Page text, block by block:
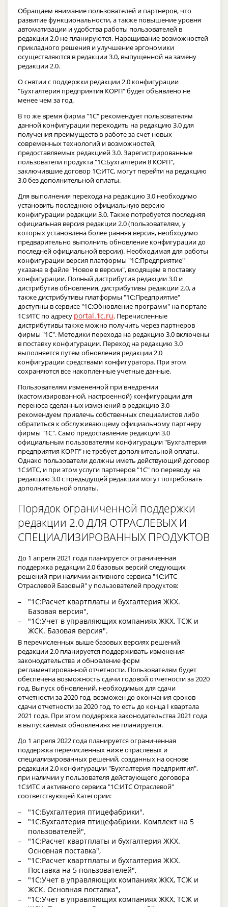
Обращаем внимание пользователей и партнеров, что
развитие функциональности, а также повышение уровня
автоматизации и удобства работы пользователей в
редакции 2.0 не планируются. Наращивание возможностей
прикладного решения и улучшение эргономики
осуществляются в редакции 3.0, выпущенной на замену
редакции 2.0.
О снятии с поддержки редакции 2.0 конфигурации
"Бухгалтерия предприятия КОРП" будет объявлено не
менее чем за год.
В то же время фирма "1С" рекомендует пользователям
данной конфигурации переходить на редакцию 3.0 для
получения преимуществ в работе за счет новых
современных технологий и возможностей,
предоставляемых редакцией 3.0. Зарегистрированные
пользователи продукта "1С:Бухгалтерия 8 КОРП",
заключившие договор 1С:ИТС, могут перейти на редакцию
3.0 без дополнительной оплаты.
Для выполнения перехода на редакцию 3.0 необходимо
установить последнюю официальную версию
конфигурации редакции 3.0. Также потребуется последняя
официальная версия редакции 2.0 (пользователям, у
которых установлена более ранняя версия, необходимо
предварительно выполнить обновление конфигурации до
последней официальной версии). Необходимая для работы
конфигурации версия платформы "1С:Предприятие"
указана в файле "Новое в версии", входящем в поставку
конфигурации. Полный дистрибутив редакции 3.0 и
дистрибутив обновления, дистрибутивы редакции 2.0, а
также дистрибутивы платформы "1С:Предприятие"
доступны в сервисе "1С:Обновление программ" на портале
1С:ИТС по адресу portal.1c.ru. Перечисленные
дистрибутивы также можно получить через партнеров
фирмы "1С". Методики перехода на редакцию 3.0 включены
в поставку конфигурации. Переход на редакцию 3.0
выполняется путем обновления редакции 2.0
конфигурации средствами конфигуратора. При этом
сохраняются все накопленные учетные данные.
Пользователям измененной при внедрении
(кастомизированной, настроенной) конфигурации для
переноса сделанных изменений в редакцию 3.0
рекомендуем привлечь собственных специалистов либо
обратиться к обслуживающему официальному партнеру
фирмы "1С". Само предоставление редакции 3.0
официальным пользователям конфигурации "Бухгалтерия
предприятия КОРП" не требует дополнительной оплаты.
Однако пользователи должны иметь действующий договор
1С:ИТС, и при этом услуги партнеров "1С" по переводу на
редакцию 3.0 с предыдущей редакции могут потребовать
дополнительной оплаты.
Порядок ограниченной поддержки
редакции 2.0 ДЛЯ ОТРАСЛЕВЫХ И
СПЕЦИАЛИЗИРОВАННЫХ ПРОДУКТОВ
До 1 апреля 2021 года планируется ограниченная
поддержка редакции 2.0 базовых версий следующих
решений при наличии активного сервиса "1С:ИТС
Отраслевой Базовый" у пользователей продуктов:
"1С:Расчет квартплаты и бухгалтерия ЖКХ.
Базовая версия",
"1С:Учет в управляющих компаниях ЖКХ, ТСЖ и
ЖСК. Базовая версия".
В перечисленных выше базовых версиях решений
редакции 2.0 планируется поддерживать изменения
законодательства и обновление форм
регламентированной отчетности. Пользователям будет
обеспечена возможность сдачи годовой отчетности за 2020
год. Выпуск обновлений, необходимых для сдачи
отчетности за 2020 год, возможен до окончания сроков
сдачи отчетности за 2020 год, то есть до конца I квартала
2021 года. При этом поддержка законодательства 2021 года
в выпускаемых обновлениях не планируется.
До 1 апреля 2022 года планируется ограниченная
поддержка перечисленных ниже отраслевых и
специализированных решений, созданных на основе
редакции 2.0 конфигурации "Бухгалтерия предприятия",
при наличии у пользователя действующего договора
1С:ИТС и активного сервиса "1С:ИТС Отраслевой"
соответствующей Категории:
"1С:Бухгалтерия птицефабрики",
"1С:Бухгалтерия птицефабрики. Комплект на 5
пользователей",
"1С:Расчет квартплаты и бухгалтерия ЖКХ.
Основная поставка",
"1С:Расчет квартплаты и бухгалтерия ЖКХ.
Поставка на 5 пользователей",
"1С:Учет в управляющих компаниях ЖКХ, ТСЖ и
ЖСК. Основная поставка",
"1С:Учет в управляющих компаниях ЖКХ, ТСЖ и